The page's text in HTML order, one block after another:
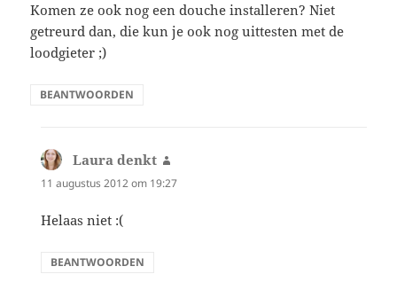
Komen ze ook nog een douche installeren? Niet
getreurd dan, die kun je ook nog uittesten met de
loodgieter ;)
BEANTWOORDEN
Laura denkt
11 augustus 2012 om 19:27
Helaas niet :(
BEANTWOORDEN